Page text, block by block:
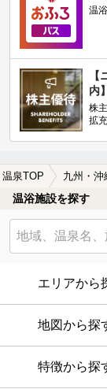
温
内】
株
拡
温泉TOP 九州・沖
温浴施設を探す
エリアから
地図から探
特徴から探